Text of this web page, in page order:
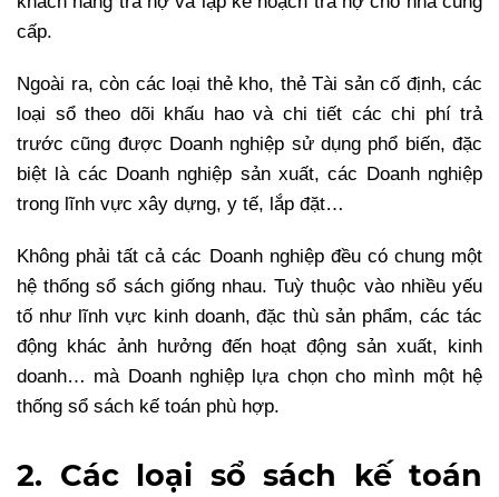
cấp.
Ngoài ra, còn các loại thẻ kho, thẻ Tài sản cố định, các
loại sổ theo dõi khấu hao và chi tiết các chi phí trả
trước cũng được Doanh nghiệp sử dụng phổ biến, đặc
biệt là các Doanh nghiệp sản xuất, các Doanh nghiệp
trong lĩnh vực xây dựng, y tế, lắp đặt…
Không phải tất cả các Doanh nghiệp đều có chung một
hệ thống sổ sách giống nhau. Tuỳ thuộc vào nhiều yếu
tố như lĩnh vực kinh doanh, đặc thù sản phẩm, các tác
động khác ảnh hưởng đến hoạt động sản xuất, kinh
doanh… mà Doanh nghiệp lựa chọn cho mình một hệ
thống sổ sách kế toán phù hợp.
2. Các loại sổ sách kế toán